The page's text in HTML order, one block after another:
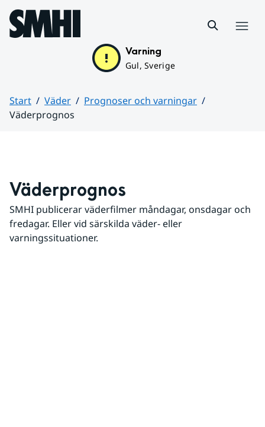
Hoppa till sidans innehåll
Varning
Gul, Sverige
Start Väder
Prognoser och varningar
Väderprognos
Väderprognos
SMHI publicerar väderfilmer måndagar, onsdagar och
fredagar. Eller vid särskilda väder- eller
varningssituationer.